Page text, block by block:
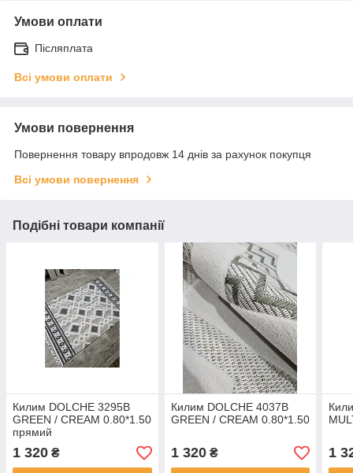
Умови оплати
Післяплата
Всі умови оплати
Умови повернення
Повернення товару впродовж 14 днів за рахунок покупця
Всі умови повернення
Подібні товари компанії
Килим DOLCHE 3295B
GREEN / CREAM 0.80*1.50
прямий
1 320 ₴
Килим DOLCHE 4037B
GREEN / CREAM 0.80*1.50
1 320₴ 1